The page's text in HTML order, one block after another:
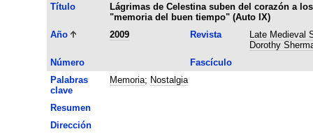
Título
Lágrimas de Celestina suben del corazón a
"memoria del buen tiempo" (Auto IX)
Año
2009 Revista
Late Medieval
Dorothy
Número
Fascículo
Palabras
clave
Memoria; Nostalgia
Resumen
Dirección